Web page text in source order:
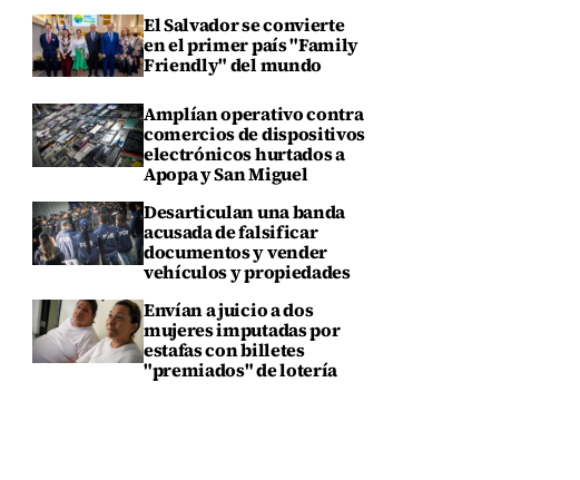
El Salvador se convierte
en el primer país "Family
Friendly" del mundo
Amplían operativo contra
comercios de dispositivos
electrónicos hurtados a
Apopa y San Miguel
Desarticulan una banda
acusada de falsificar
documentos y vender
vehículos y propiedades
Envían a juicio a dos
mujeres imputadas por
estafas con billetes
"premiados" de lotería